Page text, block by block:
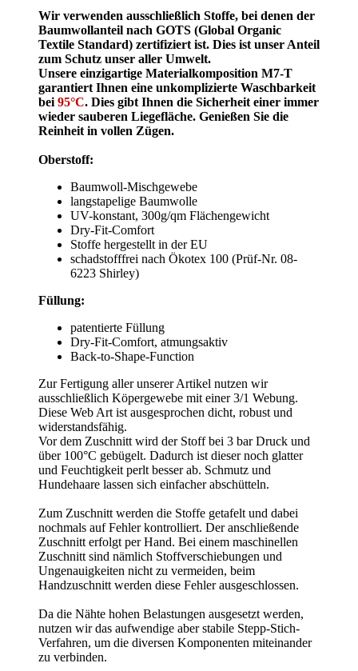
Wir verwenden ausschließlich Stoffe, bei denen der
Baumwollanteil nach GOTS (Global Organic
Textile Standard) zertifiziert ist. Dies ist unser Anteil
zum Schutz unser aller Umwelt.
Unsere einzigartige Materialkomposition M7-T
garantiert Ihnen eine unkomplizierte Waschbarkeit
bei 95°C. Dies gibt Ihnen die Sicherheit einer immer
wieder sauberen Liegefläche. Genießen Sie die
Reinheit in vollen Zügen.
Oberstoff:
Baumwoll-Mischgewebe
langstapelige Baumwolle
UV-konstant, 300g/qm Flächengewicht
Dry-Fit-Comfort
Stoffe hergestellt in der EU
schadstofffrei nach Ökotex 100 (Prüf-Nr. 08-
6223 Shirley)
Füllung:
patentierte Füllung
Dry-Fit-Comfort, atmungsaktiv
Back-to-Shape-Function
Zur Fertigung aller unserer Artikel nutzen wir
ausschließlich Köpergewebe mit einer 3/1 Webung.
Diese Web Art ist ausgesprochen dicht, robust und
widerstandsfähig.
Vor dem Zuschnitt wird der Stoff bei 3 bar Druck und
über 100°C gebügelt. Dadurch ist dieser noch glatter
und Feuchtigkeit perlt besser ab. Schmutz und
Hundehaare lassen sich einfacher abschütteln.
Zum Zuschnitt werden die Stoffe getafelt und dabei
nochmals auf Fehler kontrolliert. Der anschließende
Zuschnitt erfolgt per Hand. Bei einem maschinellen
Zuschnitt sind nämlich Stoffverschiebungen und
Ungenauigkeiten nicht zu vermeiden, beim
Handzuschnitt werden diese Fehler ausgeschlossen.
Da die Nähte hohen Belastungen ausgesetzt werden,
nutzen wir das aufwendige aber stabile Stepp-Stich-
Verfahren, um die diversen Komponenten miteinander
zu verbinden.